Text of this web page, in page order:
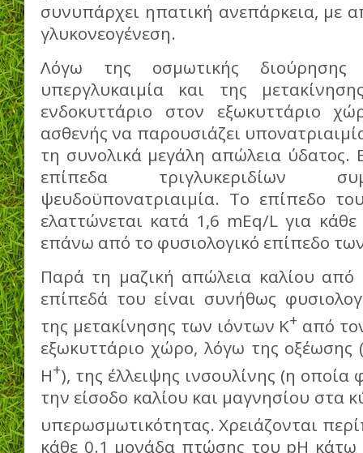
συνυπάρχει ηπατική ανεπάρκεια, με
γλυκονεογένεση.
Λόγω της οσμωτικής
υπεργλυκαιμία και της
ενδοκυττάριο στον εξωκυττάριο
ασθενής να παρουσιάζει
τη συνολικά μεγάλη απώλεια ύδατος.
επίπεδα τριγλυκεριδίων
ψευδοϋπονατριαιμία. Το επίπεδο
ελαττώνεται κατά 1,6 mEq/L για
επάνω από το φυσιολογικό επίπεδο
Παρά τη μαζική απώλεια καλίου
επίπεδά του είναι συνήθως
της μετακίνησης των ιόντων Κ+ από
εξωκυττάριο χώρο, λόγω της οξέωσης
H+), της έλλειψης ινσουλίνης (η οποία
την είσοδο καλίου και μαγνησίου στα
υπερωσμωτικότητας. Χρειάζονται
κάθε 0.1 μονάδα πτώσης του pH κάτω